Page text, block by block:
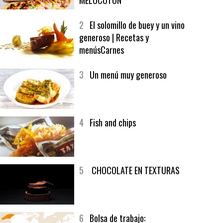
SOFRITO DE TOMATE AL CAFÉ Y
MELOCOTÓN
generoso | Recetas y